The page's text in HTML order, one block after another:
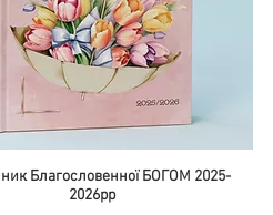
Благословенної БОГОМ 2025-
2026рр